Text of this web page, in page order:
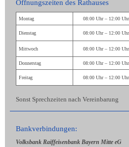
Öffnungszeiten des Rathauses
Montag 08:00 Uhr – 12:00 Uhr
Dienstag 08:00 Uhr – 12:00 Uhr
Mittwoch 08:00 Uhr – 12:00 Uhr
Donnerstag 08:00 Uhr – 12:00 Uhr
Freitag 08:00 Uhr – 12:00 Uhr
Sonst Sprechzeiten nach Vereinbarung
Bankverbindungen:
Volksbank Raiffeisenbank Bayern Mitte eG